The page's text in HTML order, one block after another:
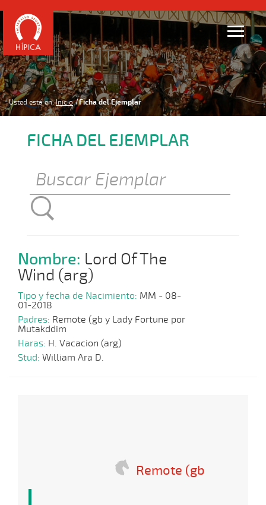
Usted está en: Inicio Ficha del Ejemplar
FICHA DEL EJEMPLAR
Nombre: Lord Of The
Wind (arg)
Tipo y fecha de Nacimiento: MM - 08-
01-2018
Padres: Remote (gb y Lady Fortune por
Mutakddim
Haras: H. Vacacion (arg)
Stud: William Ara D.
Remote (gb